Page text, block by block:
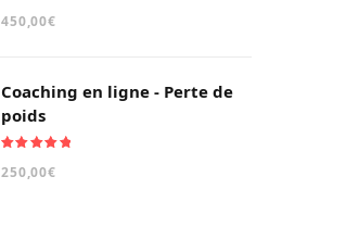
sur 5
450,00€
Coaching en ligne - Perte de
poids
sur 5
250,00€